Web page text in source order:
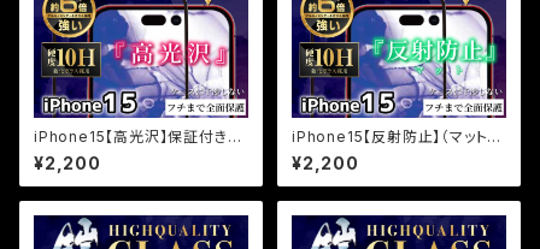
iPhone15【高光沢】保証付きガ
ラスフィルム『鎧』全面フルカバー
¥2,200
iPhone15【反射防止】（マット）
保証付きガラスフィルム『鎧』全
面フルカバー
¥2,200